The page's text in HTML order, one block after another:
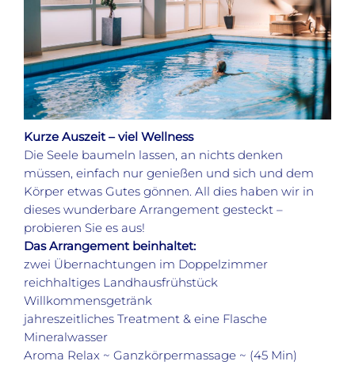
Kurze Auszeit – viel Wellness
Die Seele baumeln lassen, an nichts denken
müssen, einfach nur genießen und sich und dem
Körper etwas Gutes gönnen. All dies haben wir in
dieses wunderbare Arrangement gesteckt –
probieren Sie es aus!
Das Arrangement beinhaltet:
zwei Übernachtungen im Doppelzimmer
reichhaltiges Landhausfrühstück
Willkommensgetränk
jahreszeitliches Treatment & eine Flasche
Mineralwasser
Aroma Relax ~ Ganzkörpermassage ~ (45 Min)